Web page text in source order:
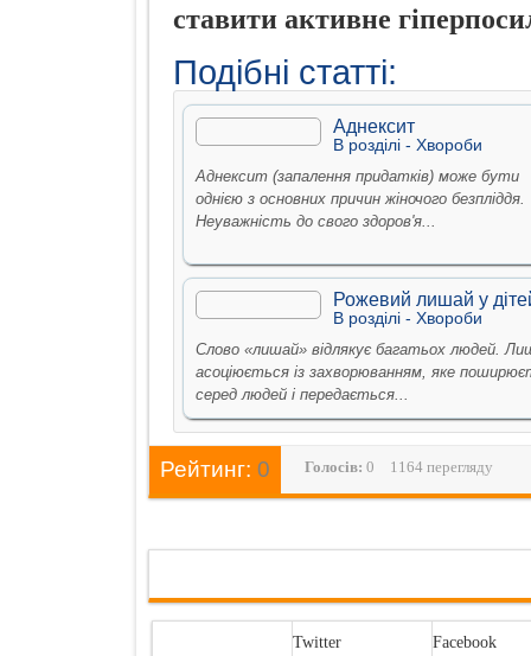
ставити активне
Подібні статті:
Аднексит
В рoздiлi - Хвороби
Аднексит (запалення придатків) може бути
однією з основних причин жіночого безпліддя.
Неуважність до свого здоров'я...
Рожевий лишай у
В рoздiлi - Хвороби
Слово «лишай» відлякує багатьох людей.
асоціюється із захворюванням, яке
серед людей і передається...
Рейтинг: 0 Голосiв: 0 1164 перегляду
Twitter Facebook